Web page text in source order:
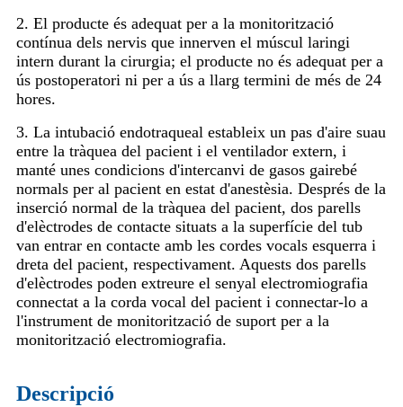
2. El producte és adequat per a la monitorització
contínua dels nervis que innerven el múscul laringi
intern durant la cirurgia; el producte no és adequat per a
ús postoperatori ni per a ús a llarg termini de més de 24
hores.
3. La intubació endotraqueal estableix un pas d'aire suau
entre la tràquea del pacient i el ventilador extern, i
manté unes condicions d'intercanvi de gasos gairebé
normals per al pacient en estat d'anestèsia. Després de la
inserció normal de la tràquea del pacient, dos parells
d'elèctrodes de contacte situats a la superfície del tub
van entrar en contacte amb les cordes vocals esquerra i
dreta del pacient, respectivament. Aquests dos parells
d'elèctrodes poden extreure el senyal electromiografia
connectat a la corda vocal del pacient i connectar-lo a
l'instrument de monitorització de suport per a la
monitorització electromiografia.
Descripció